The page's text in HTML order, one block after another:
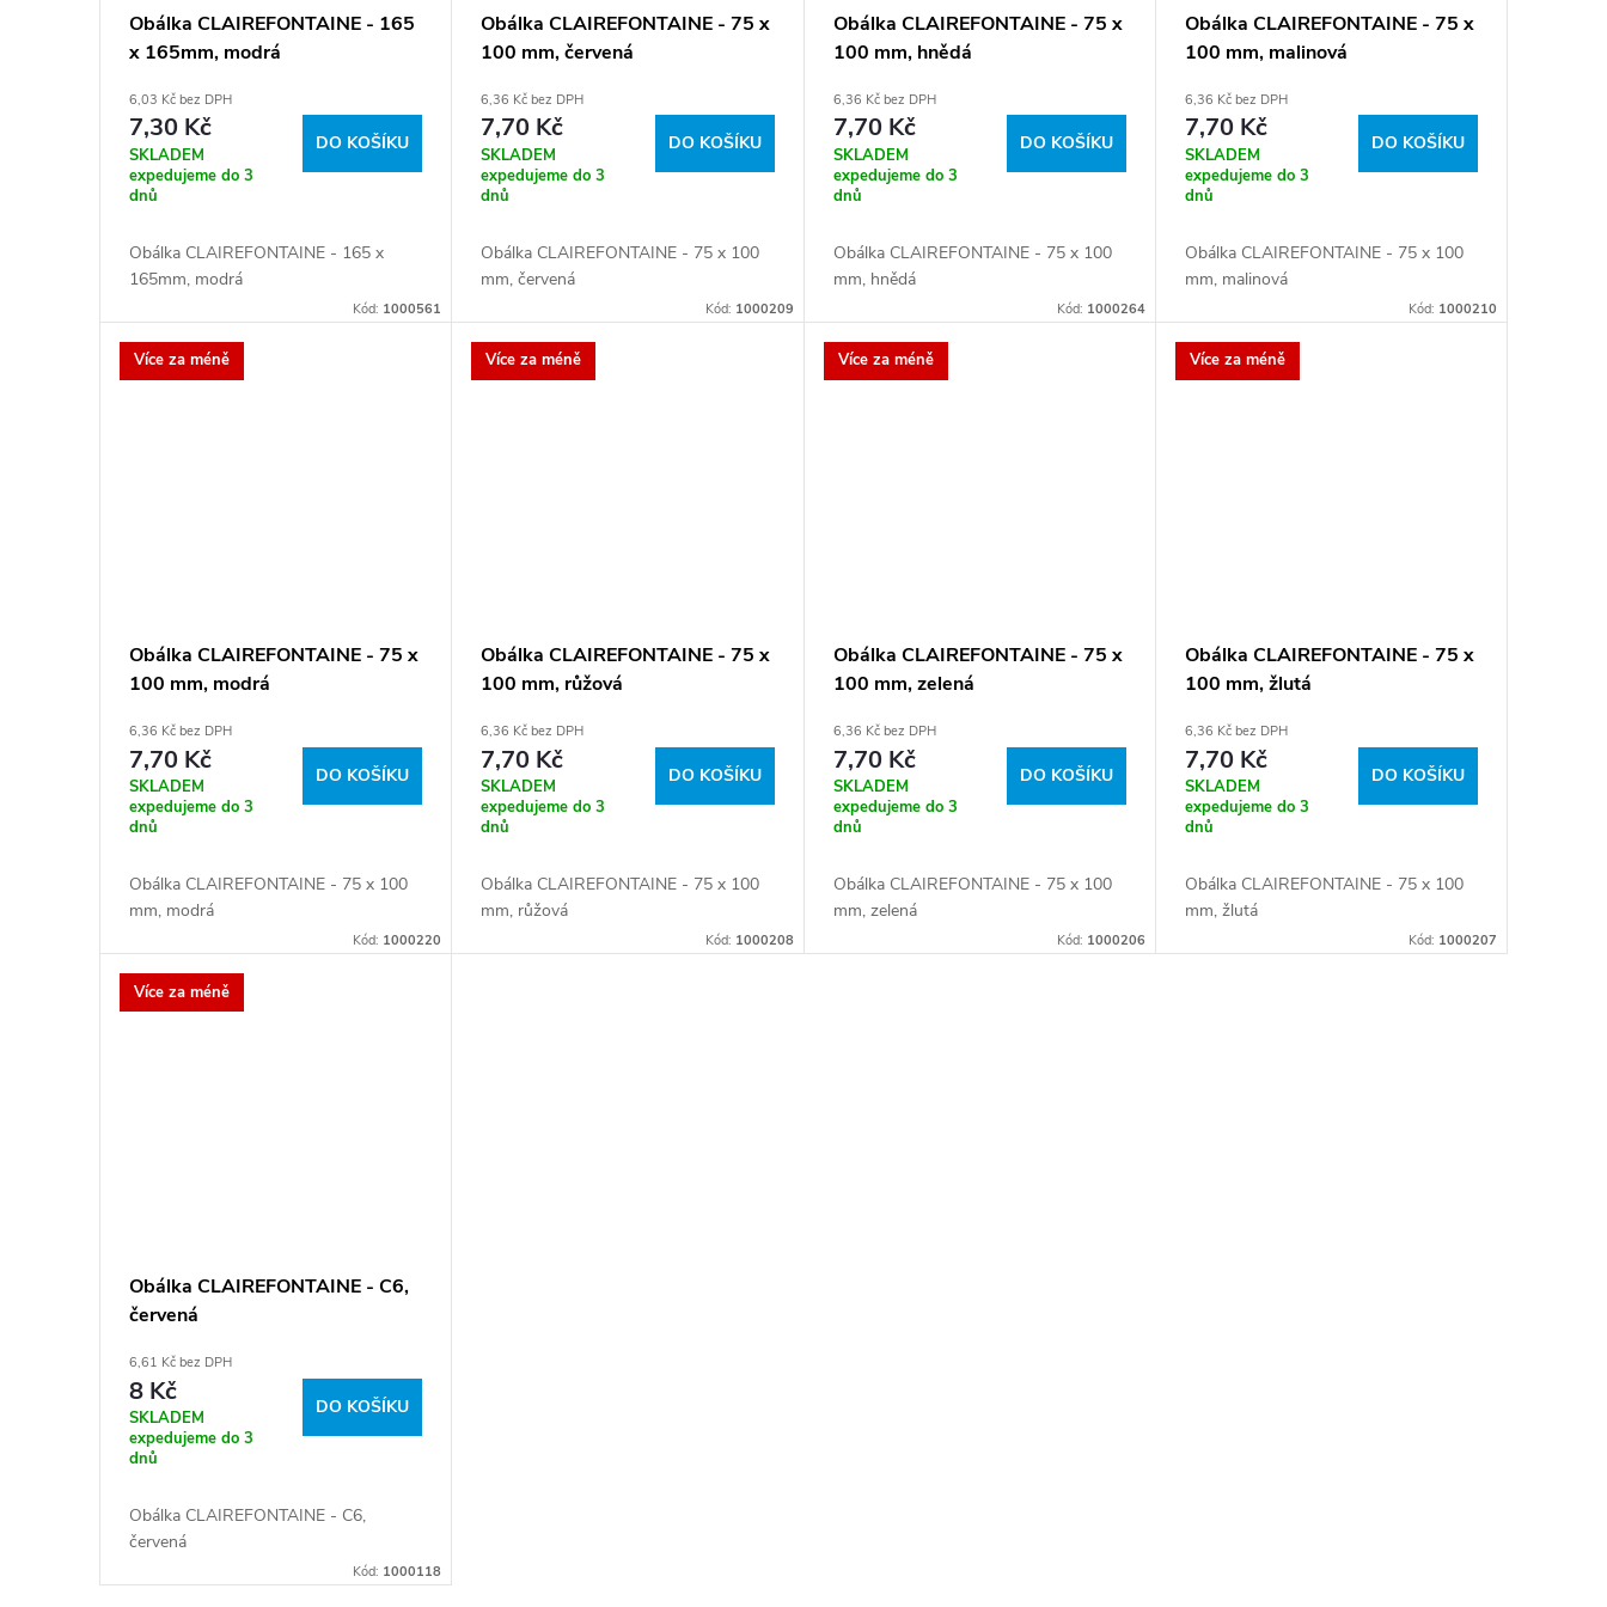
Obálka CLAIREFONTAINE - 165
x 165mm, modrá
6,03 Kč bez DPH
7,30 Kč
SKLADEM
expedujeme do 3
dnů
DO KOŠÍKU
Obálka CLAIREFONTAINE - 165 x
165mm, modrá
Kód: 1000561
Obálka CLAIREFONTAINE - 75 x
100 mm, červená
6,36 Kč bez DPH
7,70 Kč
SKLADEM
expedujeme do 3
dnů
DO KOŠÍKU
Obálka CLAIREFONTAINE - 75 x 100
mm, červená
Kód: 1000209
Obálka CLAIREFONTAINE - 75 x
100 mm, hnědá
6,36 Kč bez DPH
7,70 Kč
SKLADEM
expedujeme do 3
dnů
DO KOŠÍKU
Obálka CLAIREFONTAINE - 75 x 100
mm, hnědá
Kód: 1000264
Obálka CLAIREFONTAINE - 75 x
100 mm, malinová
6,36 Kč bez DPH
7,70 Kč
SKLADEM
expedujeme do 3
dnů
DO KOŠÍKU
Obálka CLAIREFONTAINE - 75 x 100
mm, malinová
Kód: 1000210
Více za méně
Obálka CLAIREFONTAINE - 75 x
100 mm, modrá
6,36 Kč bez DPH
7,70 Kč
SKLADEM
expedujeme do 3
dnů
DO KOŠÍKU
Obálka CLAIREFONTAINE - 75 x 100
mm, modrá
Kód: 1000220
Více za méně
Obálka CLAIREFONTAINE - 75 x
100 mm, růžová
6,36 Kč bez DPH
7,70 Kč
SKLADEM
expedujeme do 3
dnů
DO KOŠÍKU
Obálka CLAIREFONTAINE - 75 x 100
mm, růžová
Kód: 1000208
Více za méně
Obálka CLAIREFONTAINE - 75 x
100 mm, zelená
6,36 Kč bez DPH
7,70 Kč
SKLADEM
expedujeme do 3
dnů
DO KOŠÍKU
Obálka CLAIREFONTAINE - 75 x 100
mm, zelená
Kód: 1000206
Více za méně
Obálka CLAIREFONTAINE - 75 x
100 mm, žlutá
6,36 Kč bez DPH
7,70 Kč
SKLADEM
expedujeme do 3
dnů
DO KOŠÍKU
Obálka CLAIREFONTAINE - 75 x 100
mm, žlutá
Kód: 1000207
Více za méně
Obálka CLAIREFONTAINE - C6,
červená
6,61 Kč bez DPH
8 Kč
SKLADEM
expedujeme do 3
dnů
DO KOŠÍKU
Obálka CLAIREFONTAINE - C6,
červená
Kód: 1000118